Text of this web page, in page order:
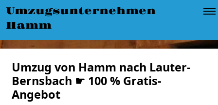
Umzugsunternehmen
Hamm
Umzug von Hamm nach Lauter-
Bernsbach ☛ 100 % Gratis-
Angebot